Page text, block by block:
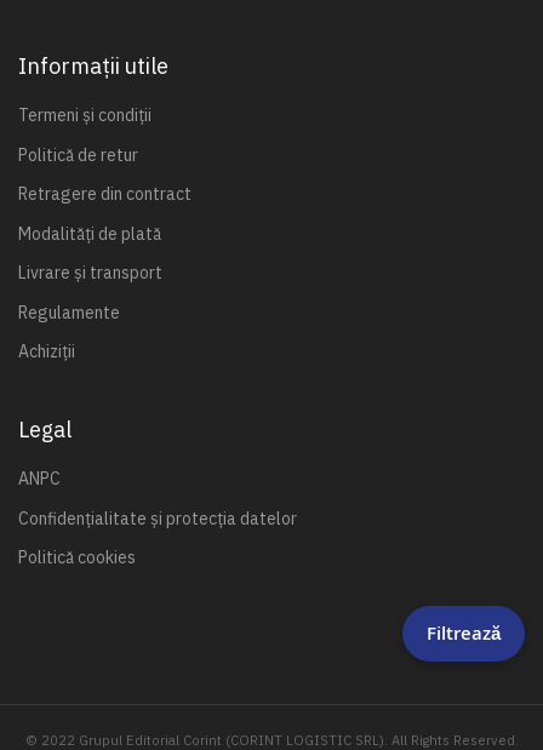
Informații utile
Termeni și condiții
Politică de retur
Retragere din contract
Modalități de plată
Livrare și transport
Regulamente
Achiziții
Legal
ANPC
Confidențialitate și protecția datelor
Politică cookies
© 2022 Grupul Editorial Corint (CORINT LOGISTIC SRL). All Rights Reserved.
Filtrează